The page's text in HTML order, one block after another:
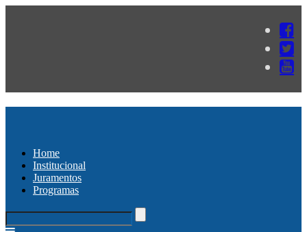
Home
Institucional
Juramentos
Programas